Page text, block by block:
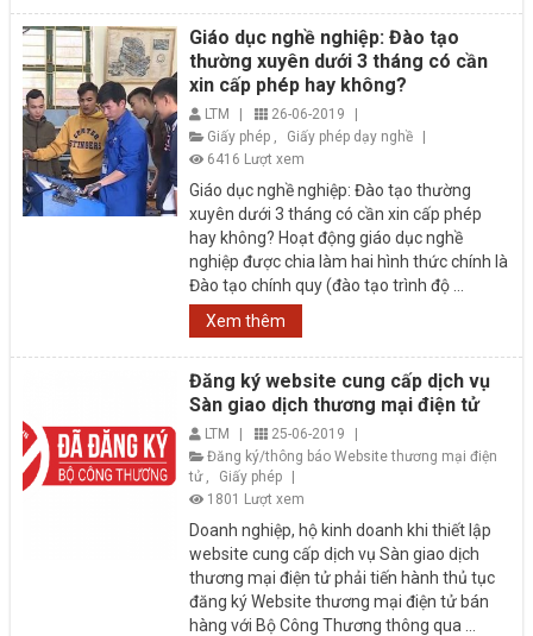
Giáo dục nghề nghiệp: Đào tạo
thường xuyên dưới 3 tháng có cần
xin cấp phép hay không?
LTM | 26-06-2019
|
Giấy phép
Giấy phép dạy nghề
|
6416 Lượt xem
Giáo dục nghề nghiệp: Đào tạo thường
xuyên dưới 3 tháng có cần xin cấp phép
hay không? Hoạt động giáo dục nghề
nghiệp được chia làm hai hình thức chính là
Đào tạo chính quy (đào tạo trình độ ...
Xem thêm
Đăng ký website cung cấp dịch vụ
Sàn giao dịch thương mại điện tử
LTM | 25-06-2019
|
Đăng ký/thông báo Website thương mại điện
tử
Giấy phép
|
1801 Lượt xem
Doanh nghiệp, hộ kinh doanh khi thiết lập
website cung cấp dịch vụ Sàn giao dịch
thương mại điện tử phải tiến hành thủ tục
đăng ký Website thương mại điện tử bán
hàng với Bộ Công Thương thông qua ...